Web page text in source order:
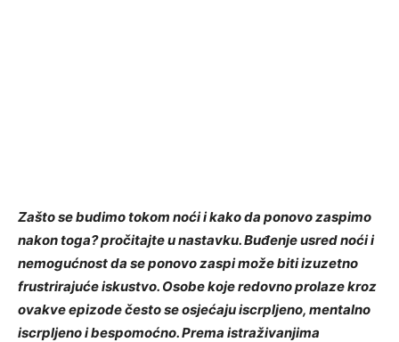
Zašto se budimo tokom noći i kako da ponovo zaspimo
nakon toga? pročitajte u nastavku. Buđenje usred noći i
nemogućnost da se ponovo zaspi može biti izuzetno
frustrirajuće iskustvo. Osobe koje redovno prolaze kroz
ovakve epizode često se osjećaju iscrpljeno, mentalno
iscrpljeno i bespomoćno. Prema istraživanjima